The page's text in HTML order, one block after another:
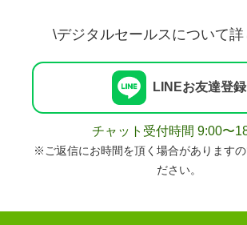
\デジタルセールスについて
LINEお友達登録
チャット受付時間 9:00〜
※ご返信にお時間を頂く場合がありますの
ださい。